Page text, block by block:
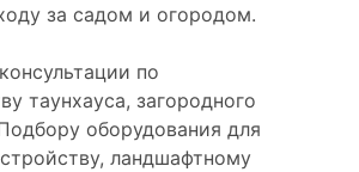
за садом и огородом.
по
таунхауса, загородного
оборудования для
ландшафтному